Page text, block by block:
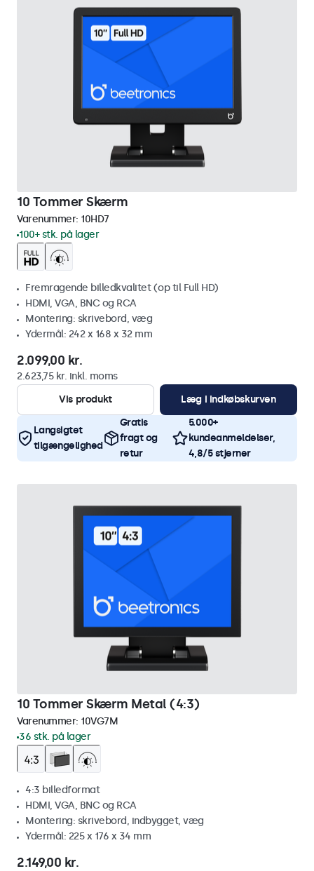
10 Tommer Skærm
Varenummer: 10HD7
100+ stk. på lager
Fremragende billedkvalitet (op til Full HD)
HDMI, VGA, BNC og RCA
Montering: skrivebord, væg
Ydermål: 242 x 168 x 32 mm
2.099,00 kr.
2.623,75 kr. inkl. moms
Vis produkt
Læg i indkøbskurven
Langsigtet
tilgængelighed
Gratis
fragt og
retur
5.000+
kundeanmeldelser,
4,8/5 stjerner
10 Tommer Skærm Metal (4:3)
Varenummer: 10VG7M
36 stk. på lager
4:3 billedformat
HDMI, VGA, BNC og RCA
Montering: skrivebord, indbygget, væg
Ydermål: 225 x 176 x 34 mm
2.149,00 kr.